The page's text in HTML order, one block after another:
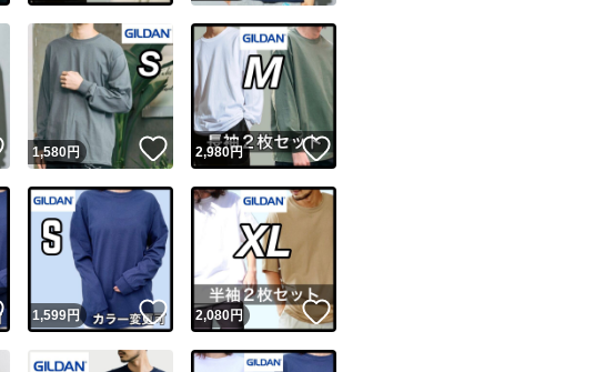
スピード&安心発送
※このバッジは実績に基づく表示であり、発送を保証しているものではありません
スピード＆安心発送
このユーザーは高頻度で24時間以内＆設定した発送日数内に発送してい
ます
スピード発送 このユーザーは高頻度で24時間以内に発送しています
安心発送 このユーザーは設定した発送日数内に発送しています
キャンセル
いいね！
1,580円 いいね！
2,980円 いいね！
いいね！
1,599円 いいね！
2,080円 いいね！